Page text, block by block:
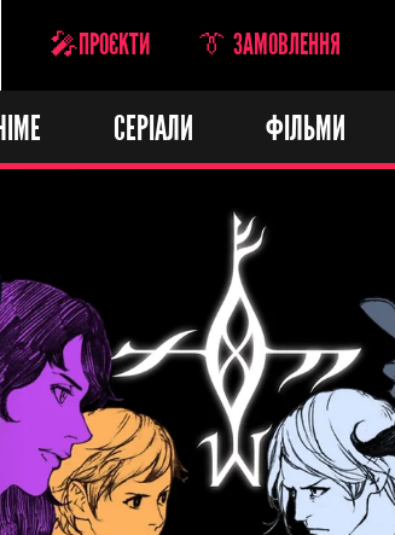
🎤ПРОЄКТИ 👔 ЗАМОВЛЕННЯ
СЕРІАЛИ ФІЛЬМИ